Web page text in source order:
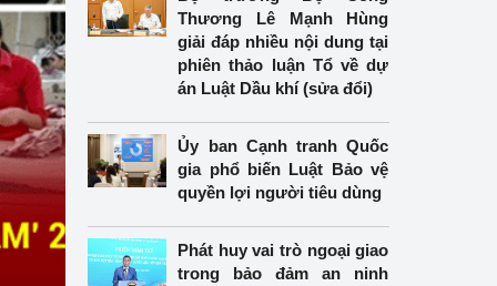
Thương Lê Mạnh Hùng
giải đáp nhiều nội dung tại
phiên thảo luận Tổ về dự
án Luật Dầu khí (sửa đổi)
Ủy ban Cạnh tranh Quốc
gia phổ biến Luật Bảo vệ
quyền lợi người tiêu dùng
Phát huy vai trò ngoại giao
trong bảo đảm an ninh